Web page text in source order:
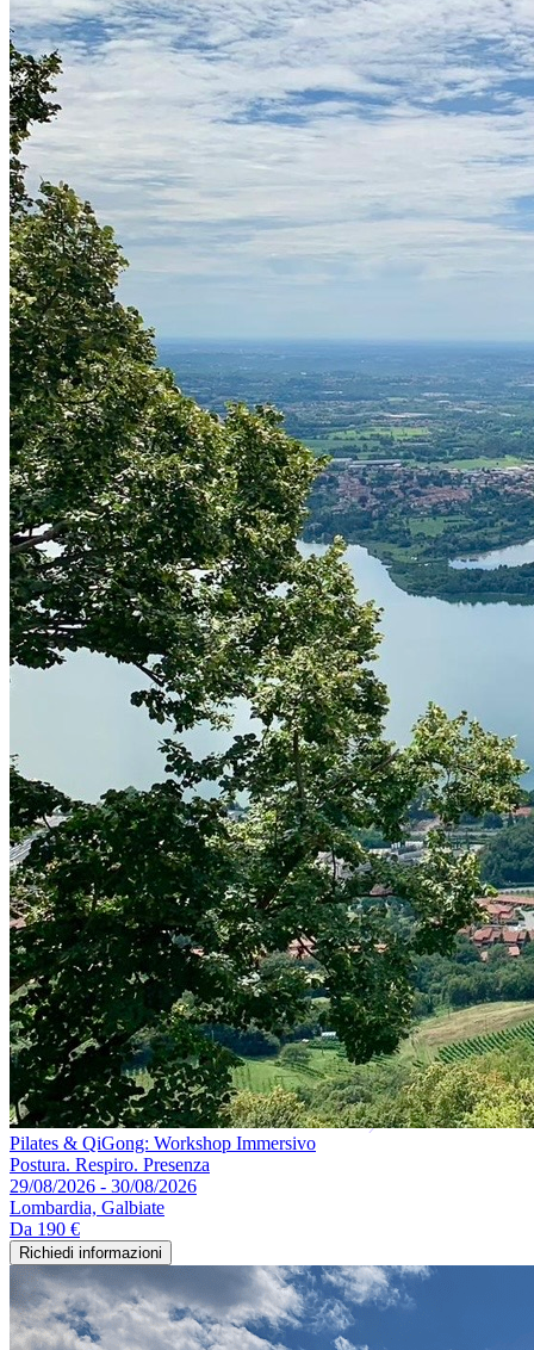
Pilates & QiGong: Workshop Immersivo
Postura. Respiro. Presenza
29/08/2026 - 30/08/2026
Lombardia, Galbiate
Da 190 €
Richiedi informazioni